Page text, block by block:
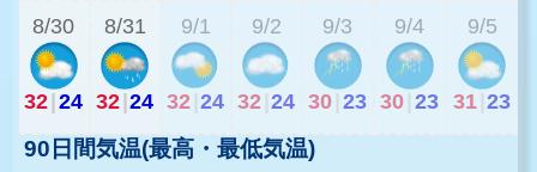
8/30
32|24
8/31
32|24
9/1
32 24
9/2
32 24
9/3
30 23
9/4
30 23
9/5
31 23
90日間気温(最高・最低気温)